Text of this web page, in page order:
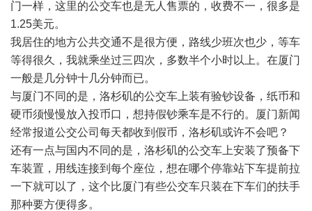
门一样，这里的公交车也是无人售票的，收费不一，很多是
1.25美元。
我居住的地方公共交通不是很方便，路线少班次也少，等车
等得很久，我就乘坐过三四次，多数半个小时以上。在厦门
一般是几分钟十几分钟而已。
与厦门不同的是，洛杉矶的公交车上装有验钞设备，纸币和
硬币须慢慢放入投币口，想持假钞乘车是不行的。厦门新闻
经常报道公交公司每天都收到假币，洛杉矶或许不会吧？
还有一点与国内不同的是，洛杉矶的公交车上安装了预备下
车装置，用线连接到每个座位，想在哪个停靠站下车提前拉
一下就可以了，这个比厦门有些公交车只装在下车们的扶手
那种要方便得多。